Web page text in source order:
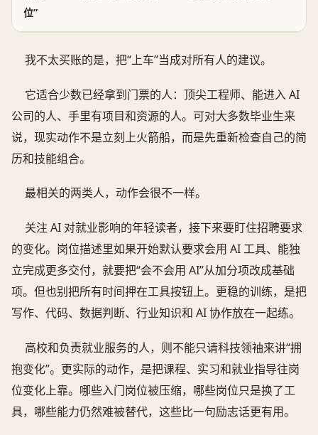
位”
我不太买账的是，把“上车”当成对所有人的建议。
它适合少数已经拿到门票的人：顶尖工程师、能进入 AI
公司的人、手里有项目和资源的人。可对大多数毕业生来
说，现实动作不是立刻上火箭船，而是先重新检查自己的简
历和技能组合。
最相关的两类人，动作会很不一样。
关注 AI 对就业影响的年轻读者，接下来要盯住招聘要求
的变化。岗位描述里如果开始默认要求会用 AI 工具、能独
立完成更多交付，就要把“会不会用 AI”从加分项改成基础
项。但也别把所有时间押在工具按钮上。更稳的训练，是把
写作、代码、数据判断、行业知识和 AI 协作放在一起练。
高校和负责就业服务的人，则不能只请科技领袖来讲“拥
抱变化”。更实际的动作，是把课程、实习和就业指导往岗
位变化上靠。哪些入门岗位被压缩，哪些岗位只是换了工
具，哪些能力仍然难被替代，这些比一句励志话更有用。